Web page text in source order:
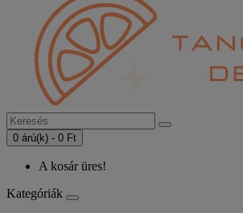
0 árú(k) - 0 Ft
A kosár üres!
Kategóriák